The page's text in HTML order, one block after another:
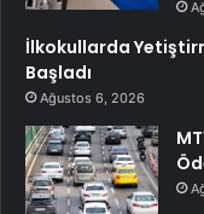
İlkokullarda
Başladı
Ağustos 6, 2026